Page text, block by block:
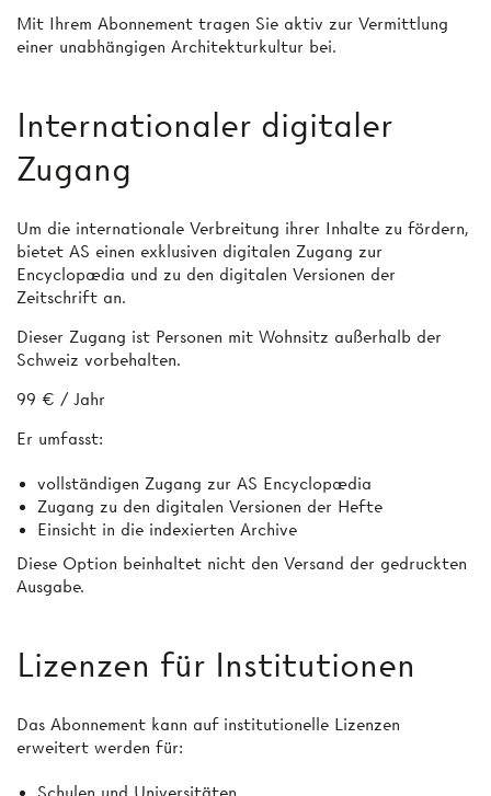
Mit Ihrem Abonnement tragen Sie aktiv zur Vermittlung
einer unabhängigen Architekturkultur bei.
Internationaler digitaler
Zugang
Um die internationale Verbreitung ihrer Inhalte zu fördern,
bietet AS einen exklusiven digitalen Zugang zur
Encyclopædia und zu den digitalen Versionen der
Zeitschrift an.
Dieser Zugang ist Personen mit Wohnsitz außerhalb der
Schweiz vorbehalten.
99 € / Jahr
Er umfasst:
vollständigen Zugang zur AS Encyclopædia
Zugang zu den digitalen Versionen der Hefte
Einsicht in die indexierten Archive
Diese Option beinhaltet nicht den Versand der gedruckten
Ausgabe.
Lizenzen für Institutionen
Das Abonnement kann auf institutionelle Lizenzen
erweitert werden für: